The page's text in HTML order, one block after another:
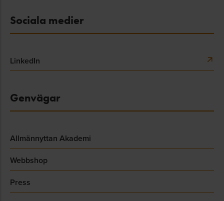
Sociala medier
LinkedIn
Genvägar
Allmännyttan Akademi
Webbshop
Press